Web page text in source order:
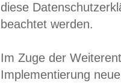
diese
beachtet werden.
Im Zuge der
Implementierung